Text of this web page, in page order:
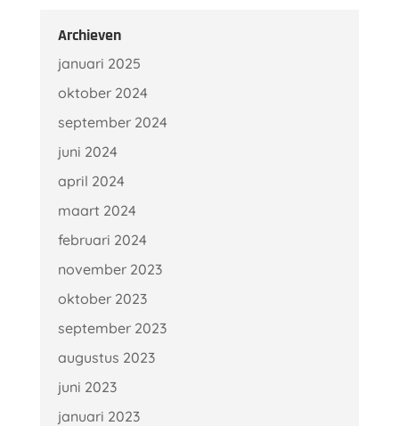
Archieven
januari 2025
oktober 2024
september 2024
juni 2024
april 2024
maart 2024
februari 2024
november 2023
oktober 2023
september 2023
augustus 2023
juni 2023
januari 2023